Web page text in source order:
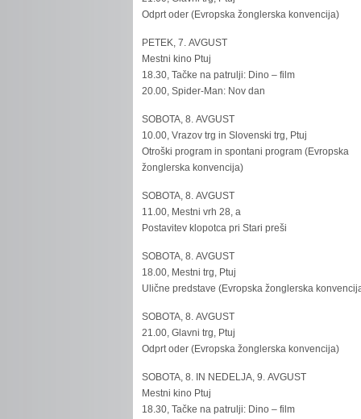
Odprt oder (Evropska žonglerska konvencija)
PETEK, 7. AVGUST
Mestni kino Ptuj
18.30, Tačke na patrulji: Dino – film
20.00, Spider-Man: Nov dan
SOBOTA, 8. AVGUST
10.00, Vrazov trg in Slovenski trg, Ptuj
Otroški program in spontani program (Evropska
žonglerska konvencija)
SOBOTA, 8. AVGUST
11.00, Mestni vrh 28, a
Postavitev klopotca pri Stari preši
SOBOTA, 8. AVGUST
18.00, Mestni trg, Ptuj
Ulične predstave (Evropska žonglerska
SOBOTA, 8. AVGUST
21.00, Glavni trg, Ptuj
Odprt oder (Evropska žonglerska konvencija)
SOBOTA, 8. IN NEDELJA, 9. AVGUST
Mestni kino Ptuj
18.30, Tačke na patrulji: Dino – film